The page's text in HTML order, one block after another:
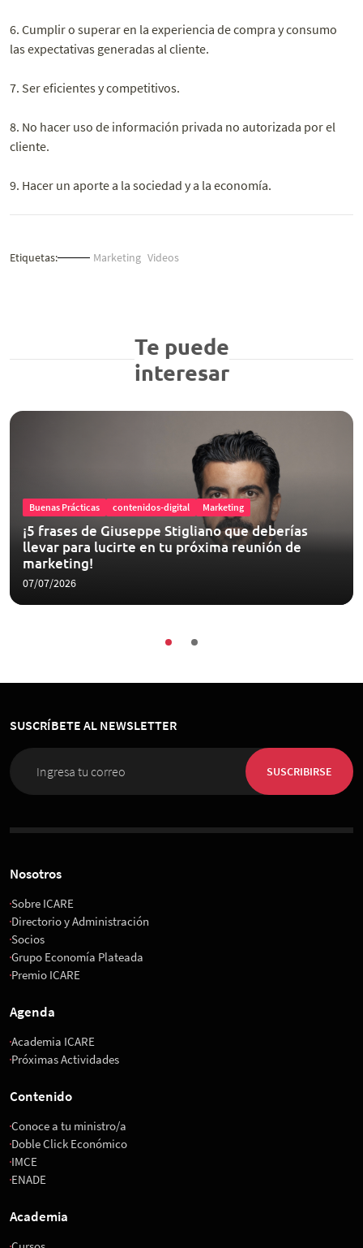
6. Cumplir o superar en la experiencia de compra y consumo
lasexpectativas generadas al cliente.
7. Ser eficientes y competitivos.
8. No hacer uso de información privada no autorizada por el
cliente.
9. Hacer un aporte a la sociedad y a la economía.
Etiquetas: Marketing Videos
Te puede
interesar
Buenas Prácticas contenidos-digital Marketing
¡5 frases de Giuseppe Stigliano que deberías
llevar para lucirte en tu próxima reunión de
marketing!
07/07/2026
SUSCRÍBETE AL NEWSLETTER
SUSCRIBIRSE
Nosotros
Sobre ICARE
Directorio y Administración
Socios
Grupo Economía Plateada
Premio ICARE
Agenda
Academia ICARE
Próximas Actividades
Contenido
Conoce a tu ministro/a
Doble Click Económico
IMCE
ENADE
Academia